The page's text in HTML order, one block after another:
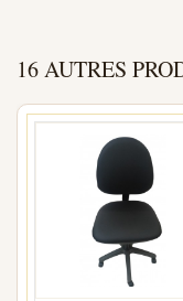
16 AUTRES